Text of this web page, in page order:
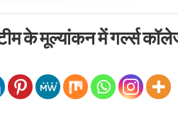
के मूल्यांकन में गर्ल्स